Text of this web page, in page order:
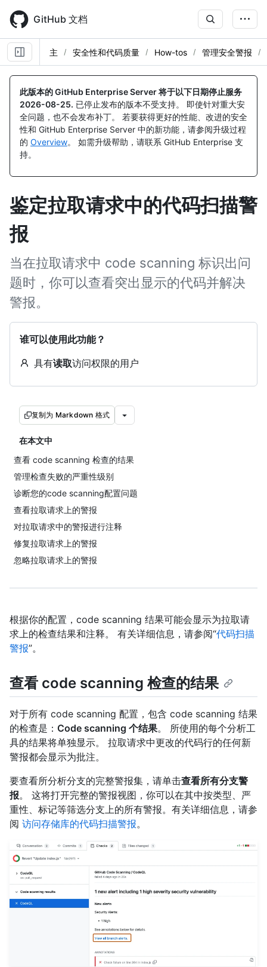
main
content
GitHub 文档
主 安全性和代码质量 How-tos 管理安全警报
此版本的 GitHub Enterprise Server 将于以下日期停止服务
2026-08-25. 已停止发布的版本不受支持。 即使针对重大安
全问题，也不会发布补丁。 若要获得更好的性能、改进的安全
性和 GitHub Enterprise Server 中的新功能，请参阅升级过程
的 Overview。 如需升级帮助，请联系 GitHub Enterprise 支
持。
鉴定拉取请求中的代码扫描警
报
当在拉取请求中 code scanning 标识出问
题时，你可以查看突出显示的代码并解决
警报。
谁可以使用此功能？
具有读取访问权限的用户
复制为 Markdown 格式
在本文中
查看 code scanning 检查的结果
管理检查失败的严重性级别
诊断您的code scanning配置问题
查看拉取请求上的警报
对拉取请求中的警报进行注释
修复拉取请求上的警报
忽略拉取请求上的警报
根据你的配置，code scanning 结果可能会显示为拉取请
求上的检查结果和注释。 有关详细信息，请参阅“代码扫描
警报”。
查看 code scanning 检查的结果
对于所有 code scanning 配置，包含 code scanning 结果
的检查是： Code scanning 个结果。 所使用的每个分析工
具的结果将单独显示。 拉取请求中更改的代码行的任何新
警报都会显示为批注。
要查看所分析分支的完整警报集，请单击查看所有分支警
报。 这将打开完整的警报视图，你可以在其中按类型、严
重性、标记等筛选分支上的所有警报。有关详细信息，请参
阅 访问存储库的代码扫描警报。